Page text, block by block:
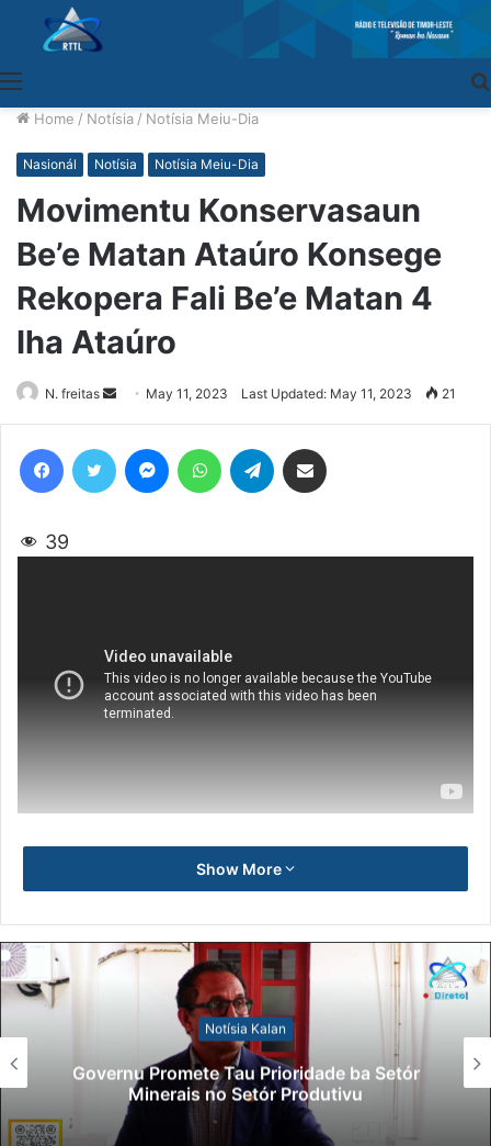
Home / Notísia / Notísia Meiu-Dia
Nasionál Notísia Notísia Meiu-Dia
Movimentu Konservasaun
Be’e Matan Ataúro Konsege
Rekopera Fali Be’e Matan 4
Iha Ataúro
N. freitas
Send
an
email
May 11, 2023 Last Updated: May 11, 2023 21
39
Show More
Notísia Kalan
Governu Promete Tau Prioridade ba Setór
Minerais no Setór Produtivu